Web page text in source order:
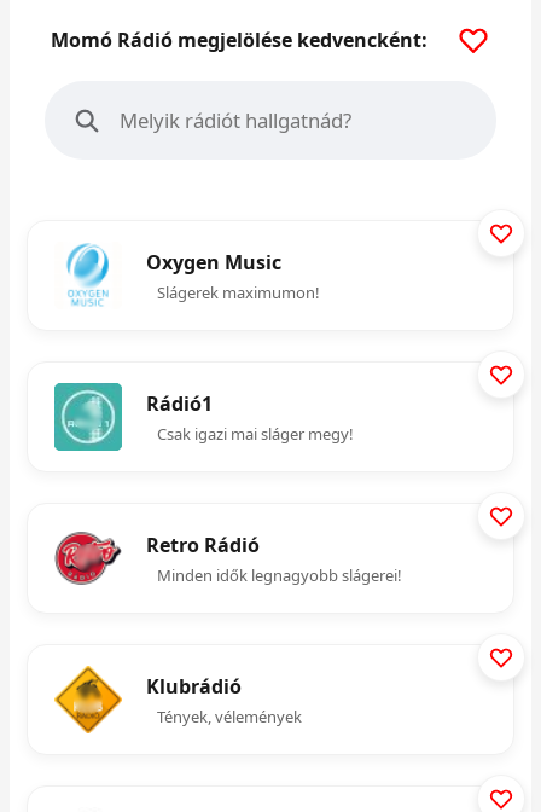
Momó Rádió megjelölése kedvencként:
Oxygen Music
Slágerek maximumon!
Rádió1
Csak igazi mai sláger megy!
Retro Rádió
Minden idők legnagyobb slágerei!
Klubrádió
Tények, vélemények